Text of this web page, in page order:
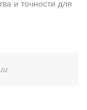
и точности для